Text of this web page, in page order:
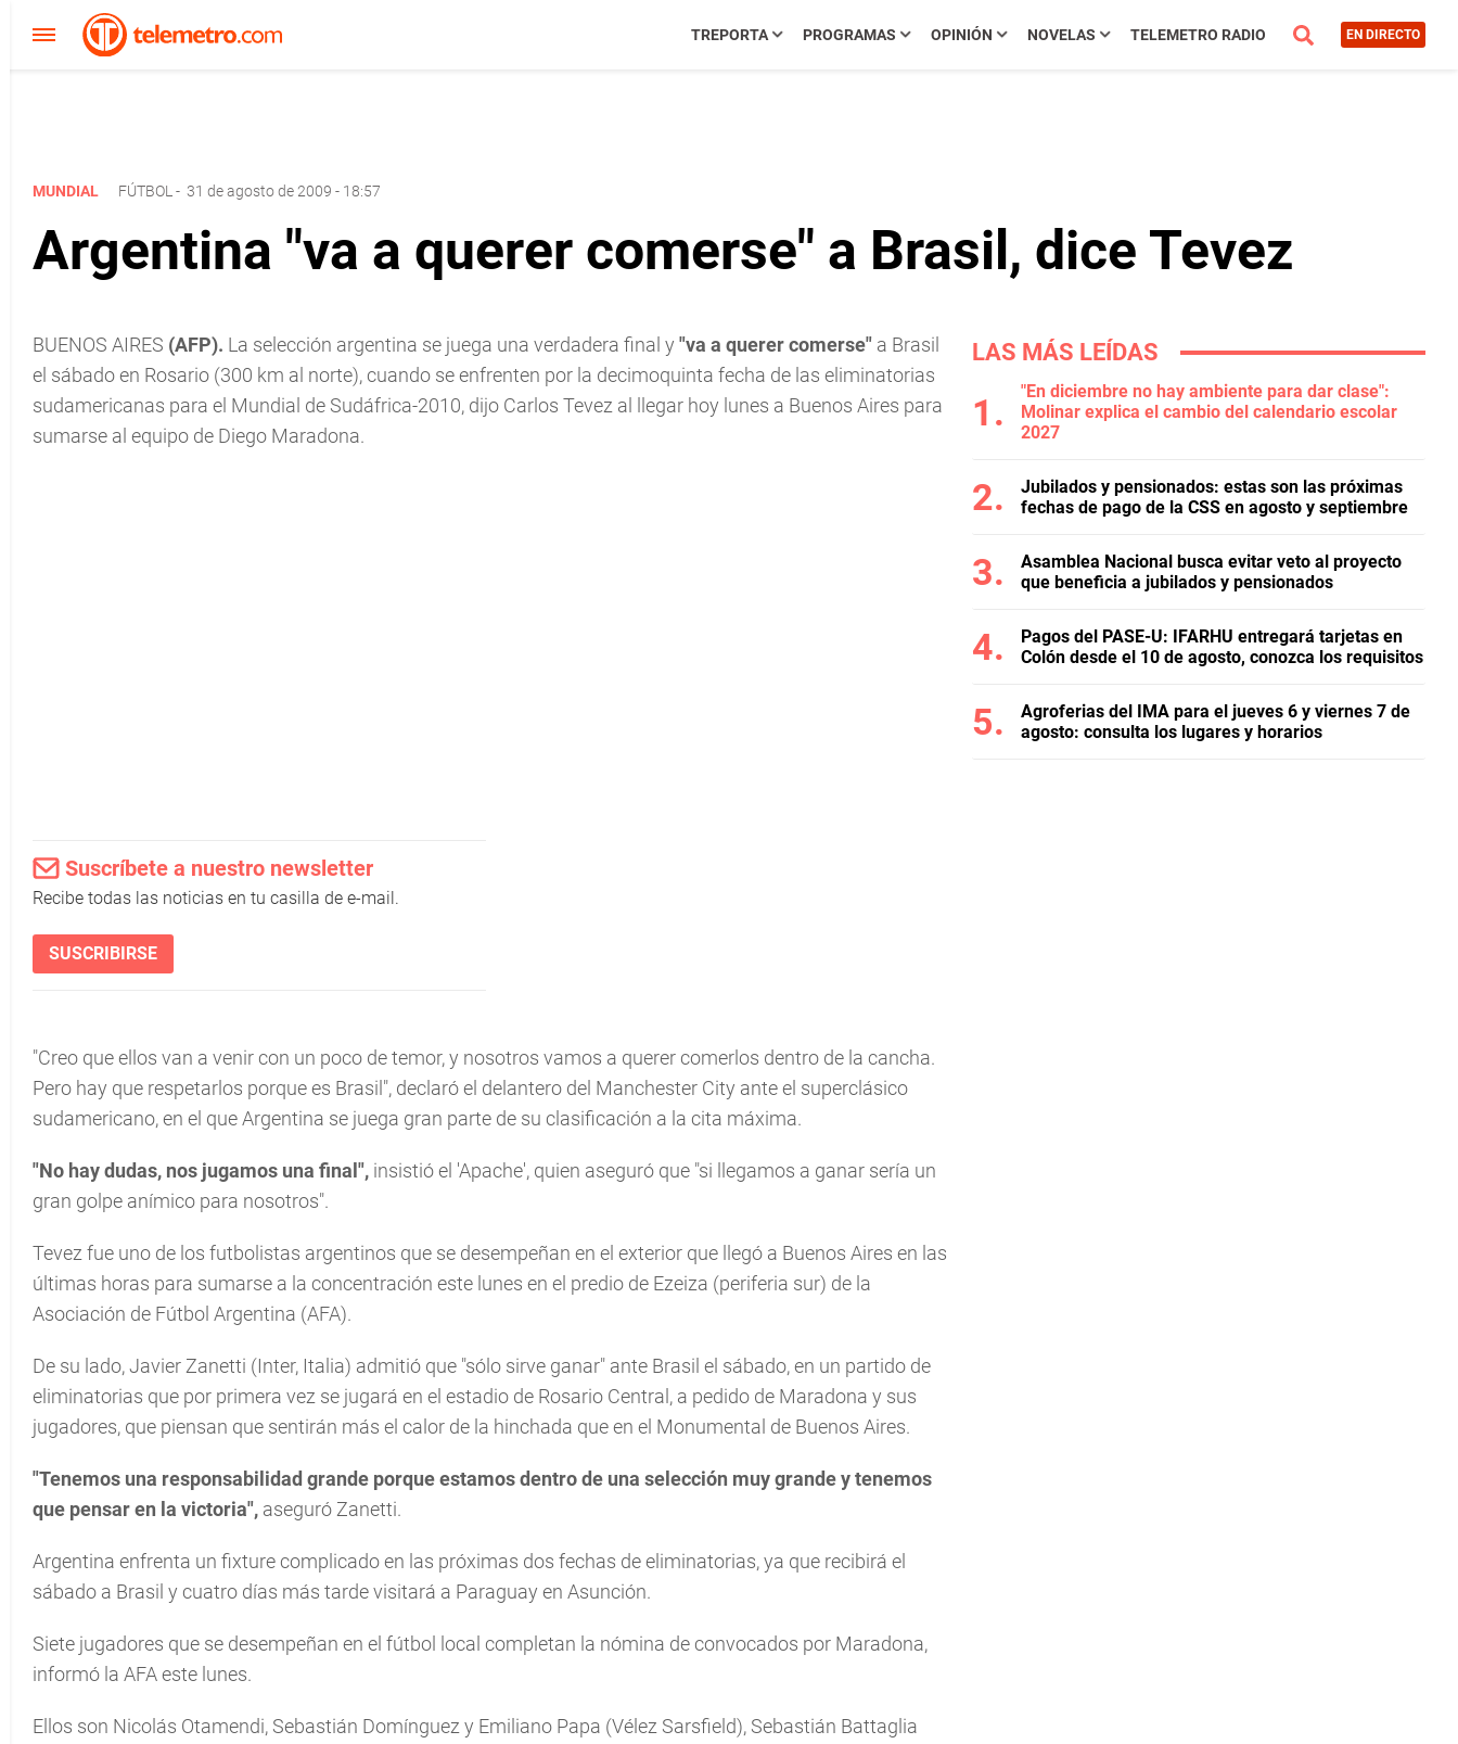
TREPORTA PROGRAMAS OPINIÓN NOVELAS TELEMETRO RADIO EN DIRECTO
MUNDIAL FÚTBOL - 31 de agosto de 2009 - 18:57
Argentina "va a querer comerse" a Brasil, dice Tevez
BUENOS AIRES (AFP). La selección argentina se juega una verdadera final y "va a querer comerse" a Brasil
el sábado en Rosario (300 km al norte), cuando se enfrenten por la decimoquinta fecha de las eliminatorias
sudamericanas para el Mundial de Sudáfrica-2010, dijo Carlos Tevez al llegar hoy lunes a Buenos Aires para
sumarse al equipo de Diego Maradona.
Suscríbete a nuestro newsletter
Recibe todas las noticias en tu casilla de e-mail.
SUSCRIBIRSE
"Creo que ellos van a venir con un poco de temor, y nosotros vamos a querer comerlos dentro de la cancha.
Pero hay que respetarlos porque es Brasil", declaró el delantero del Manchester City ante el superclásico
sudamericano, en el que Argentina se juega gran parte de su clasificación a la cita máxima.
"No hay dudas, nos jugamos una final", insistió el 'Apache', quien aseguró que "si llegamos a ganar sería un
gran golpe anímico para nosotros".
Tevez fue uno de los futbolistas argentinos que se desempeñan en el exterior que llegó a Buenos Aires en las
últimas horas para sumarse a la concentración este lunes en el predio de Ezeiza (periferia sur) de la
Asociación de Fútbol Argentina (AFA).
De su lado, Javier Zanetti (Inter, Italia) admitió que "sólo sirve ganar" ante Brasil el sábado, en un partido de
eliminatorias que por primera vez se jugará en el estadio de Rosario Central, a pedido de Maradona y sus
jugadores, que piensan que sentirán más el calor de la hinchada que en el Monumental de Buenos Aires.
"Tenemos una responsabilidad grande porque estamos dentro de una selección muy grande y tenemos
que pensar en la victoria", aseguró Zanetti.
Argentina enfrenta un fixture complicado en las próximas dos fechas de eliminatorias, ya que recibirá el
sábado a Brasil y cuatro días más tarde visitará a Paraguay en Asunción.
Siete jugadores que se desempeñan en el fútbol local completan la nómina de convocados por Maradona,
informó la AFA este lunes.
Ellos son Nicolás Otamendi, Sebastián Domínguez y Emiliano Papa (Vélez Sarsfield), Sebastián Battaglia
LAS MÁS LEÍDAS
"En diciembre no hay ambiente para dar clase":
Molinar explica el cambio del calendario escolar
2027
Jubilados y pensionados: estas son las próximas
fechas de pago de la CSS en agosto y septiembre
Asamblea Nacional busca evitar veto al proyecto
que beneficia a jubilados y pensionados
Pagos del PASE-U: IFARHU entregará tarjetas en
Colón desde el 10 de agosto, conozca los requisitos
Agroferias del IMA para el jueves 6 y viernes 7 de
agosto: consulta los lugares y horarios